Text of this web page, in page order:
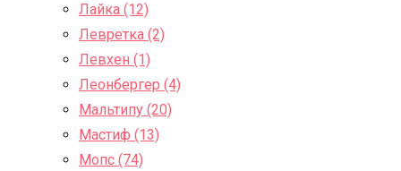
Лайка (12)
Левретка (2)
Левхен (1)
Леонбергер (4)
Мальтипу (20)
Мастиф (13)
Мопс (74)